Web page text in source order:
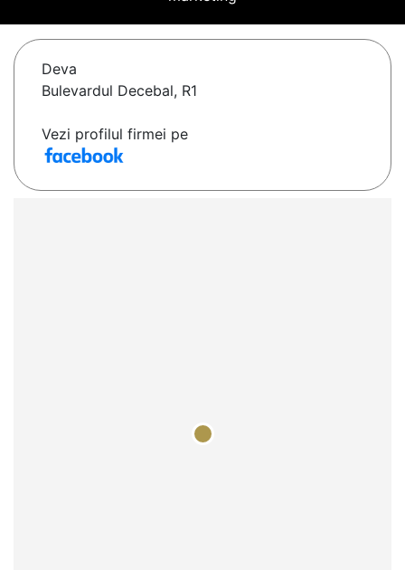
Deva
Bulevardul Decebal, R1
Vezi profilul firmei pe